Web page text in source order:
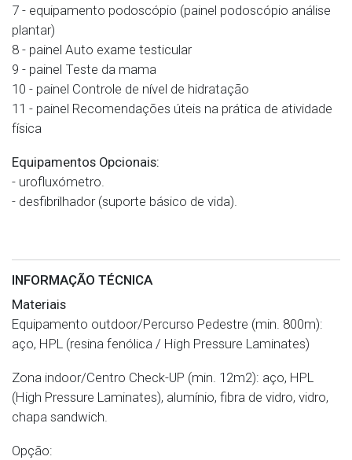
7 - equipamento podoscópio (painel podoscópio análise
plantar)
8 - painel Auto exame testicular
9 - painel Teste da mama
10 - painel Controle de nível de hidratação
11 - painel Recomendações úteis na prática de atividade
física
Equipamentos Opcionais:
- urofluxómetro.
- desfibrilhador (suporte básico de vida).
INFORMAÇÃO TÉCNICA
Materiais
Equipamento outdoor/Percurso Pedestre (min. 800m):
aço, HPL (resina fenólica / High Pressure Laminates)
Zona indoor/Centro Check-UP (min. 12m2): aço, HPL
(High Pressure Laminates), alumínio, fibra de vidro, vidro,
chapa sandwich.
Opção: